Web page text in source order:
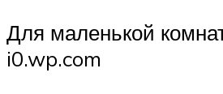
Для маленькой
i0.wp.com